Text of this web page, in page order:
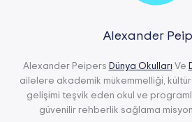
Alexander
Alexander Peipers Dünya Okulları Ve
ailelere akademik mükemmelliği,
gelişimi teşvik eden okul ve
güvenilir rehberlik sağlama